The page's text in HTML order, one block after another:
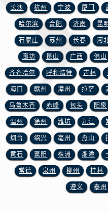
长沙 杭州 宁波 厦门
哈尔滨 合肥 济南 昆
石家庄 苏州 长春 河
廊坊 昆山 广西 佛山
齐齐哈尔 呼和浩特 吉林
海口 赣州 漳州 拉萨
乌鲁木齐 赤峰 包头 阳泉
温州 徐州 潍坊 九江
烟台 绍兴 亳州 舟山
黄石 襄阳 株洲 湘潭
常德 泉州 柳州 桂林
遵义 泰州